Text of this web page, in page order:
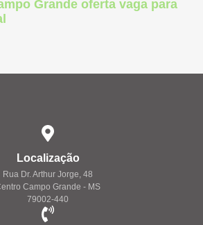
Grande oferta vaga para
Localização
Rua Dr. Arthur Jorge, 48
Campo Grande - MS
79002-440